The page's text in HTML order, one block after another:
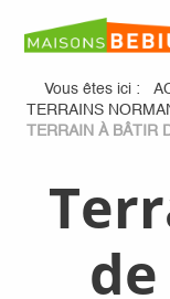
Vous êtes ici :
TERRAINS
TERRAIN À BÂTIR
de